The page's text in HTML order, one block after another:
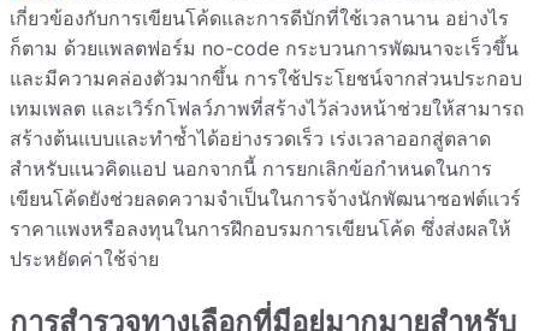
เกี่ยวข้องกับการเขียนโค้ดและการดีบักที่ใช้เวลานาน อย่างไร
ก็ตาม ด้วยแพลตฟอร์ม no-code กระบวนการพัฒนาจะเร็วขึ้น
และมีความคล่องตัวมากขึ้น การใช้ประโยชน์จากส่วนประกอบ
เทมเพลต และเวิร์กโฟลว์ภาพที่สร้างไว้ล่วงหน้าช่วยให้สามารถ
สร้างต้นแบบและทำซ้ำได้อย่างรวดเร็ว เร่งเวลาออกสู่ตลาด
สำหรับแนวคิดแอป นอกจากนี้ การยกเลิกข้อกำหนดในการ
เขียนโค้ดยังช่วยลดความจำเป็นในการจ้างนักพัฒนาซอฟต์แวร์
ราคาแพงหรือลงทุนในการฝึกอบรมการเขียนโค้ด ซึ่งส่งผลให้
ประหยัดค่าใช้จ่าย
การสำรวจทางเลือกที่มีอยู่มากมายสำหรับ